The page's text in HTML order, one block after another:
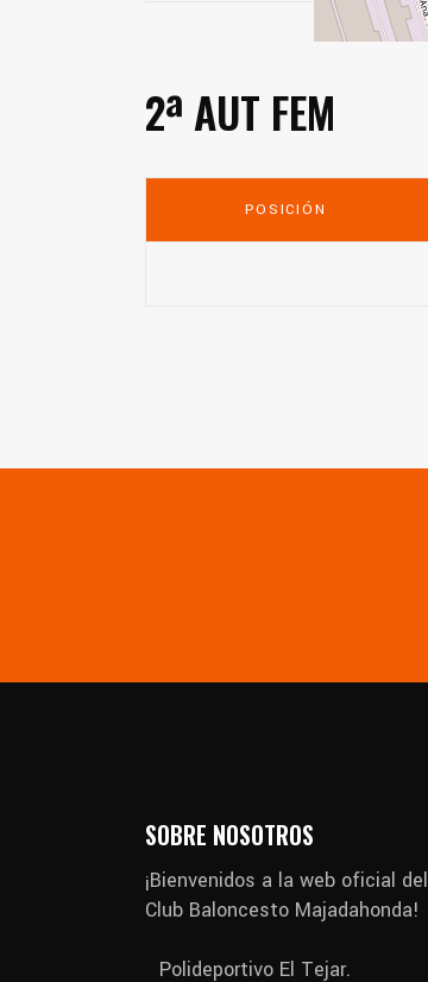
2ª AUT FEM
POSICIÓN
SOBRE NOSOTROS
¡Bienvenidos a la web oficial del
Club Baloncesto Majadahonda!
Polideportivo El Tejar.